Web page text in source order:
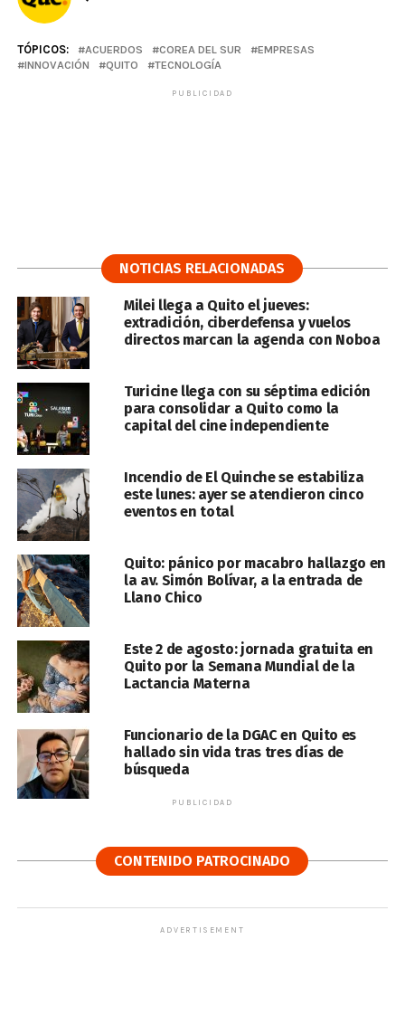
TÓPICOS: ACUERDOS COREA DEL SUR
EMPRESAS
INNOVACIÓN
QUITO TECNOLOGÍA
PUBLICIDAD
NOTICIAS RELACIONADAS
Milei llega a Quito el jueves:
extradición, ciberdefensa y vuelos
directos marcan la agenda con Noboa
Turicine llega con su séptima edición
para consolidar a Quito como la
capital del cine independiente
Incendio de El Quinche se estabiliza
este lunes: ayer se atendieron cinco
eventos en total
Quito: pánico por macabro hallazgo en
la av. Simón Bolívar, a la entrada de
Llano Chico
Este 2 de agosto: jornada gratuita en
Quito por la Semana Mundial de la
Lactancia Materna
Funcionario de la DGAC en Quito es
hallado sin vida tras tres días de
búsqueda
PUBLICIDAD
CONTENIDO PATROCINADO
ADVERTISEMENT